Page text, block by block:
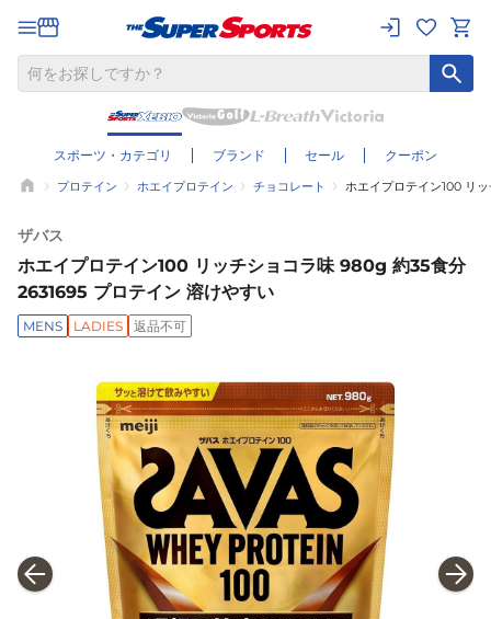
スポーツ・カテゴリ ブランド セール クーポン
プロテイン ホエイプロテイン チョコレート ホエイプロテイン100 リ
ザバス
ホエイプロテイン100 リッチショコラ味 980g 約35食分
2631695 プロテイン 溶けやすい
MENS LADIES 返品不可